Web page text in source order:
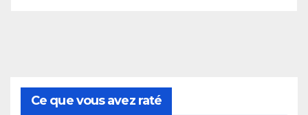
Ce que vous avez raté